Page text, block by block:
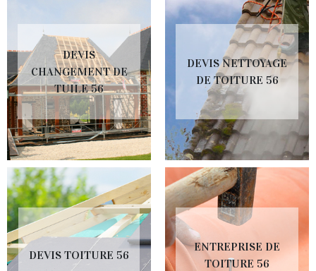
DEVIS
CHANGEMENT DE
TUILE 56
DEVIS NETTOYAGE
DE TOITURE 56
DEVIS TOITURE 56
ENTREPRISE DE
TOITURE 56